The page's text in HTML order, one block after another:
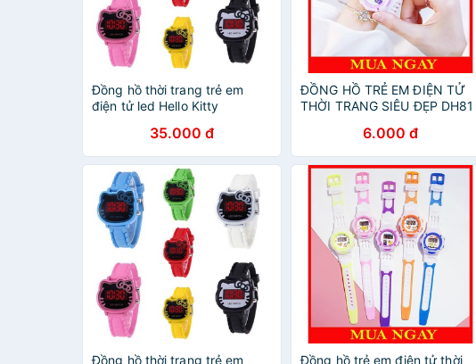
Đồng hồ thời trang trẻ em
điện tử led Hello Kitty
35.000 đ
ĐỒNG HỒ TRẺ EM ĐIỆN TỬ
THỜI TRANG SIÊU ĐẸP DH81
6.000 đ
Đồng hồ thời trang trẻ em
Đồng hồ trẻ em điện tử thời